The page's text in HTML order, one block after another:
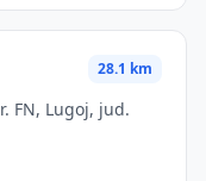
28.1 km